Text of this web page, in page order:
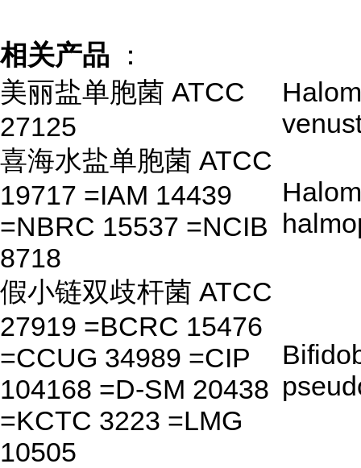
相关产品 ：
美丽盐单胞菌 ATCC
27125
喜海水盐单胞菌 ATCC
19717 =IAM 14439
=NBRC 15537 =NCIB
8718
假小链双歧杆菌 ATCC
27919 =BCRC 15476
=CCUG 34989 =CIP
104168 =D-SM 20438
=KCTC 3223 =LMG
10505